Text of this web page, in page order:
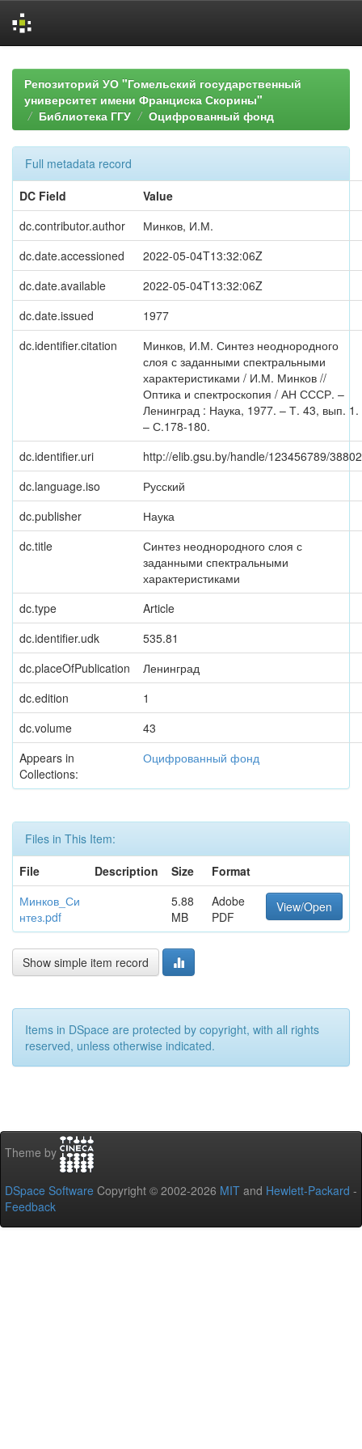
navigationРепозиторий УО "Гомельский государственный
университет имени Франциска Скорины"
Библиотека ГГУ
Оцифрованный фонд
Full metadata record
DC Field
Value
dc.contributor.author
Минков, И.М.
dc.date.accessioned
2022-05-04T13:32:06Z
dc.date.available
2022-05-04T13:32:06Z
dc.date.issued
1977
dc.identifier.citation
Минков, И.М. Синтез неоднородного
слоя с заданными спектральными
характеристиками / И.М. Минков //
Оптика и спектроскопия / АН СССР. –
Ленинград : Наука, 1977. – Т. 43, вып. 1.
– С.178-180.
dc.identifier.uri
http://elib.gsu.by/handle/123456789/38802
dc.language.iso
Русский
dc.publisher
Наука
dc.title
Синтез неоднородного слоя с
заданными спектральными
характеристиками
dc.type
Article
dc.identifier.udk
535.81
dc.placeOfPublication
Ленинград
dc.edition
1
dc.volume
43
Appears in
Collections:
Оцифрованный фонд
Files in This Item:
File
Description Size
Format
Минков_Си
нтез.pdf
5.88
MB
Adobe
PDF
View/Open
Show simple item record
Items in DSpace are protected by copyright, with all rights
reserved, unless otherwise indicated.
Theme by
DSpace Software Copyright © 2002-2026 MIT and Hewlett-Packard -
Feedback